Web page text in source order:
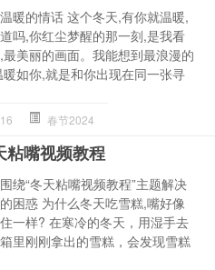
暖的情话 这个冬天,有你就温暖,
吗,你红尘梦醒的那一刻,是我看
最美丽的画面。我能想到最浪漫的
暖如你,就是和你出现在同一张寻
春节2024
粘嘴视频教程
绕“冬天粘嘴视频教程”主题解决
困惑 为什么冬天吃雪糕,嘴好像
一样? 在寒冷的冬天，用湿手去
里刚刚拿出的雪糕，会发现雪糕